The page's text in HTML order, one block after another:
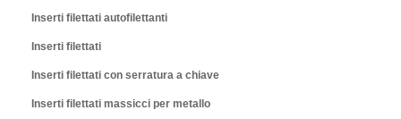
Inserti filettati autofilettanti
Inserti filettati
Inserti filettati con serratura a chiave
Inserti filettati massicci per metallo